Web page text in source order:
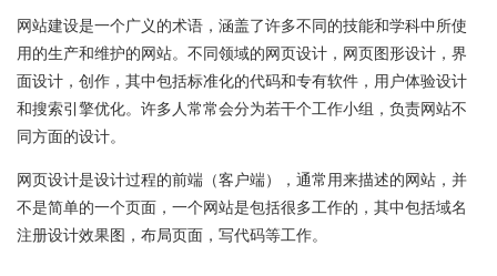
网站建设是一个广义的术语，涵盖了许多不同的技能和学科中所使
用的生产和维护的网站。不同领域的网页设计，网页图形设计，界
面设计，创作，其中包括标准化的代码和专有软件，用户体验设计
和搜索引擎优化。许多人常常会分为若干个工作小组，负责网站不
同方面的设计。
网页设计是设计过程的前端（客户端），通常用来描述的网站，并
不是简单的一个页面，一个网站是包括很多工作的，其中包括域名
注册设计效果图，布局页面，写代码等工作。